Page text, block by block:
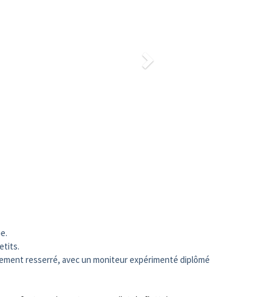
resserré, avec un moniteur expérimenté diplômé